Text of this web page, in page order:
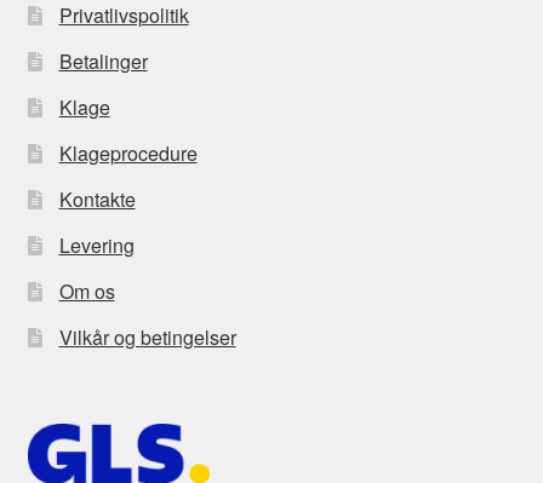
Privatlivspolitik
Betalinger
Klage
Klageprocedure
Kontakte
Levering
Om os
Vilkår og betingelser